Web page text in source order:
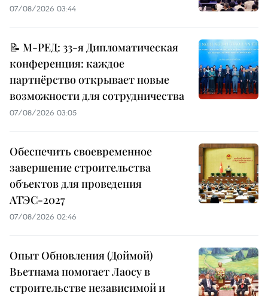
07/08/2026 03:44
📝 М-РЕД: 33-я Дипломатическая
конференция: каждое
партнёрство открывает новые
возможности для сотрудничества
07/08/2026 03:05
Обеспечить своевременное
завершение строительства
объектов для проведения
АТЭС-2027
07/08/2026 02:46
Опыт Обновления (Доймой)
Вьетнама помогает Лаосу в
строительстве независимой и